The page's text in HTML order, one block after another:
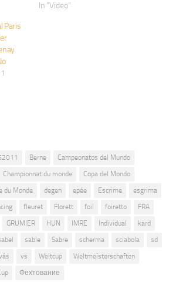
In "Video"
Paris
Berne
Campeonatos del Mundo
Championnat du monde
Copa del Mondo
du Monde degen epée Escrime
esgrima
fleuret Florett foil foiretto
FRA
GRUMIER HUN IMRE Individual
kard
sable Sabre scherma sciabola
sd
vs Weltcup
Weltmeisterschaften
Фехтование